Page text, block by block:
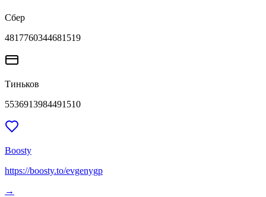
Сбер
4817760344681519
Тиньков
5536913984491510
Boosty
https://boosty.to/evgenygp
→